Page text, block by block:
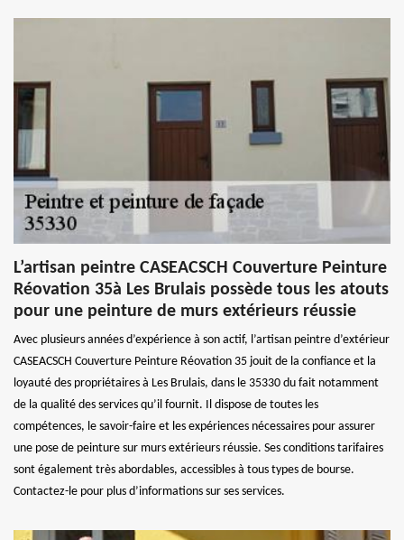
L’artisan peintre CASEACSCH Couverture Peinture
Réovation 35à Les Brulais possède tous les atouts
pour une peinture de murs extérieurs réussie
Avec plusieurs années d’expérience à son actif, l’artisan peintre d’extérieur
CASEACSCH Couverture Peinture Réovation 35 jouit de la confiance et la
loyauté des propriétaires à Les Brulais, dans le 35330 du fait notamment
de la qualité des services qu’il fournit. Il dispose de toutes les
compétences, le savoir-faire et les expériences nécessaires pour assurer
une pose de peinture sur murs extérieurs réussie. Ses conditions tarifaires
sont également très abordables, accessibles à tous types de bourse.
Contactez-le pour plus d’informations sur ses services.